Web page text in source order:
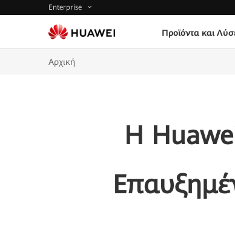
Enterprise
Προϊόντα και
Αρχική
Η